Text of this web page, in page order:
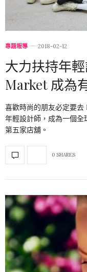
專題報導 2018-02-12
大力扶持年
Market 成為
喜歡時尚的朋友必定要
年輕設計師，成為一個
第五家店舖。
0 SHARES